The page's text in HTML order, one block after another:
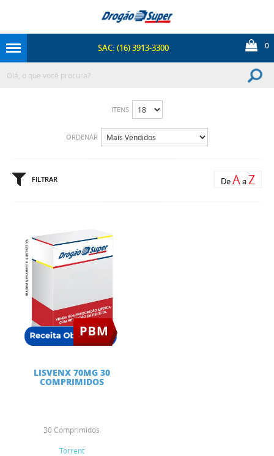
SAC: (16) 3913-3300 0
ITENS
ORDENAR
FILTRAR DeAaZ
LISVENX 70MG 30
COMPRIMIDOS
30 Comprimidos
Torrent